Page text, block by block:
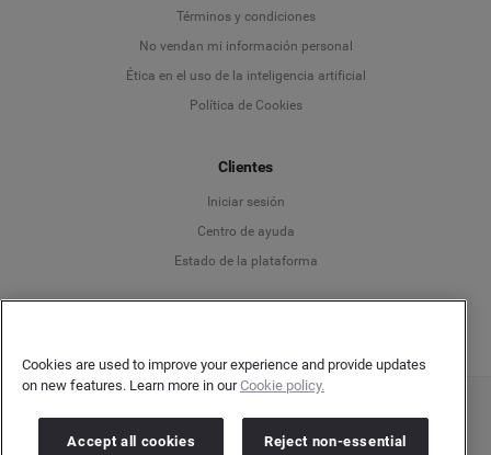
Términos y condiciones
No vendan mi información personal
Ética en el uso de la inteligencia artificial
Política de Cookies
Clientes
Iniciar sesión
Centro de ayuda
Estado de la plataforma
Copyright © 2026 Brandwatch. Todos los derechos reservados. Cision Group Ltd, 7th
Floor, 5 Churchill Place, Canary Wharf, London, E14 5HU
Cookies are used to improve your experience and provide updates
on new features. Learn more in ourCookie policy.
Accept all cookies
Reject non-essential